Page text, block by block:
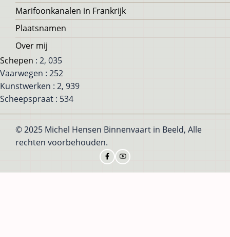
Marifoonkanalen in Frankrijk
Plaatsnamen
Over mij
Schepen : 2, 035
Vaarwegen : 252
Kunstwerken : 2, 939
Scheepspraat : 534
© 2025 Michel Hensen Binnenvaart in Beeld, Alle
rechten voorbehouden.